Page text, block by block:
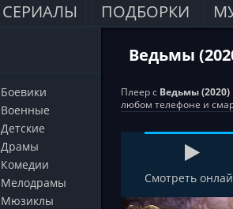
СЕРИАЛЫ ПОДБОРКИ
Боевики
Военные
Детские
Драмы
Комедии
Мелодрамы
Мюзиклы
Ведьмы
Плеер с Ведьмы (2020)
любом телефоне и
Смотреть